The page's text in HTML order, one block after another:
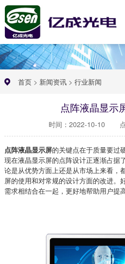
首页> 新闻资讯> 行业新闻
点阵液晶显示
时间：2022-10-10
点阵液晶显示屏的关键点在于质量要过
现在液晶显示屏的点阵设计正逐渐占据
论是从优势方面上还是从市场上来看，
屏的使用和对常规的设计方面的改进。
需求相结合在一起，更好地帮助用户提高